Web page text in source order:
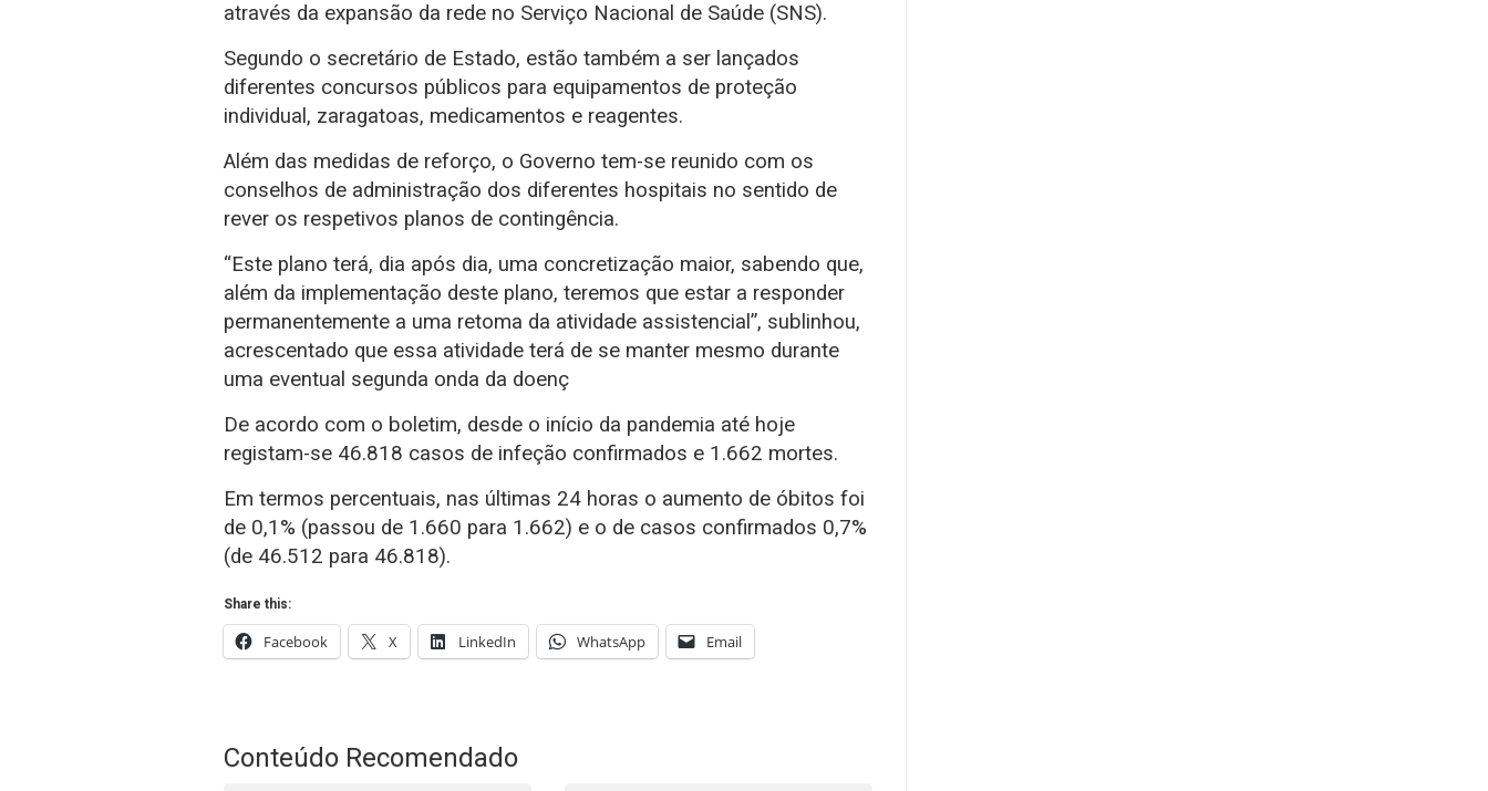
através da expansão da rede no Serviço Nacional de Saúde (SNS).
Segundo o secretário de Estado, estão também a ser lançados
diferentes concursos públicos para equipamentos de proteção
individual, zaragatoas, medicamentos e reagentes.
Além das medidas de reforço, o Governo tem-se reunido com os
conselhos de administração dos diferentes hospitais no sentido de
rever os respetivos planos de contingência.
“Este plano terá, dia após dia, uma concretização maior, sabendo que,
além da implementação deste plano, teremos que estar a responder
permanentemente a uma retoma da atividade assistencial”, sublinhou,
acrescentado que essa atividade terá de se manter mesmo durante
uma eventual segunda onda da doenç
De acordo com o boletim, desde o início da pandemia até hoje
registam-se 46.818 casos de infeção confirmados e 1.662 mortes.
Em termos percentuais, nas últimas 24 horas o aumento de óbitos foi
de 0,1% (passou de 1.660 para 1.662) e o de casos confirmados 0,7%
(de 46.512 para 46.818).
Share this:
Facebook X LinkedIn WhatsApp Email
Conteúdo Recomendado